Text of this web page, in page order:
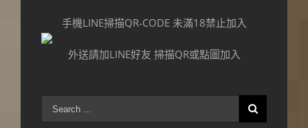
手機LINE掃描QR-CODE 未滿18禁止加入
外送請加LINE好友 掃描QR或點圖加入